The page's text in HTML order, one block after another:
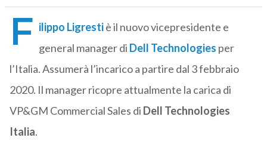
F ilippo Ligrestiè il nuovo vicepresidente e
general manager di Dell Technologies per
l’Italia. Assumerà l’incarico a partire dal 3 febbraio
2020. Il manager ricopre attualmente la carica di
VP&GM Commercial Sales di Dell Technologies
Italia.